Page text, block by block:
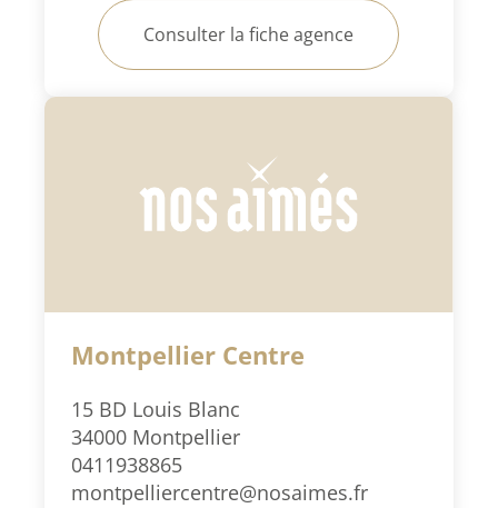
Consulter la fiche agence
Montpellier Centre
15 BD Louis Blanc
34000 Montpellier
0411938865
montpelliercentre@nosaimes.fr